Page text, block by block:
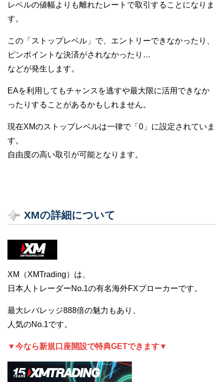
レベルの値幅よりも離れたレートで取引することになりま
す。
この「ストップレベル」で、エントリーできなかったり、
ピンポイントな決済がされなかったり…
などが発生します。
EAを利用してもチャンスを逃すや最大限に活用できなか
ったりすることがあるかもしれません。
現在XMのストップレベルは一律で「0」に設定されていま
す。
自由度の高い取引が可能となります。
XMの詳細について
XM（XMTrading）は、
日本人トレーダーNo.1の有名海外FXブローカーです。
最大レバレッジ888倍の魅力もあり、
人気のNo.1です。
▼今なら新規口座開設で特典GETできます▼